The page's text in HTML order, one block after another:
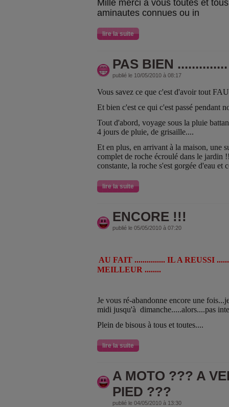
Mille merci à vous toutes et
aminautes connues ou in
lire la suite
PAS BIEN ..............
publié le 10/05/2010 à 08:17
Vous savez ce que c'est d'avoir tout
Et bien c'est ce qui c'est passé pendant
Tout d'abord, voyage sous la pluie
4 jours de pluie, de grisaille....
Et en plus, en arrivant à la maison, une
complet de roche écroulé dans le jardin
constante, la roche s'est gorgée d'eau et
lire la suite
ENCORE !!!
publié le 05/05/2010 à 07:20
AU FAIT ............... IL A REUSSI
MEILLEUR ........
Je vous ré-abandonne encore une
midi jusqu'à dimanche.....alors....pas
Plein de bisous à tous et toutes....
lire la suite
A MOTO ??? A
PIED ???
publié le 04/05/2010 à 13:30